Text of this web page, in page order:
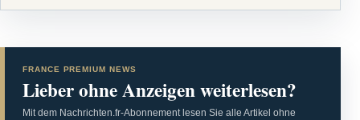
FRANCE PREMIUM NEWS
Lieber ohne Anzeigen weiterlesen?
Mit dem Nachrichten.fr-Abonnement lesen Sie alle Artikel ohne